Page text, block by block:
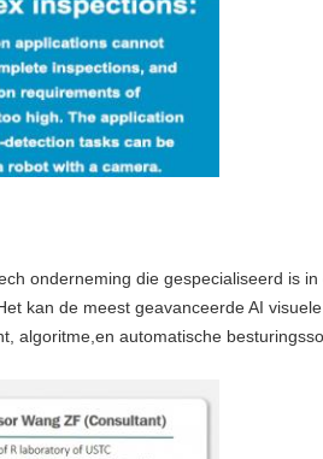
onderneming die gespecialiseerd is
kan de meest geavanceerde AI
algoritme,en automatische